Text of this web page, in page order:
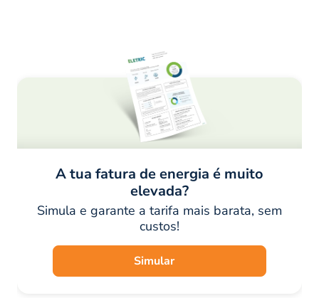
A tua fatura de energia é muito
elevada?
Simula e garante a tarifa mais barata, sem
custos!
Simular